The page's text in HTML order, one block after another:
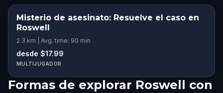
Misterio de asesinato: Resuelve el caso en
Roswell
2.3 km | Avg. time: 90 min
desde $17.99
MULTIJUGADOR
Formas de explorar Roswell con